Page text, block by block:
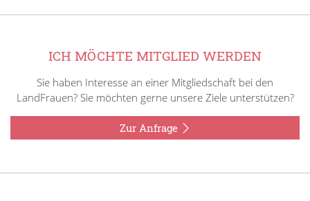
ICH MÖCHTE MITGLIED WERDEN
Sie haben Interesse an einer Mitgliedschaft bei den
LandFrauen? Sie möchten gerne unsere Ziele unterstützen?
Zur Anfrage